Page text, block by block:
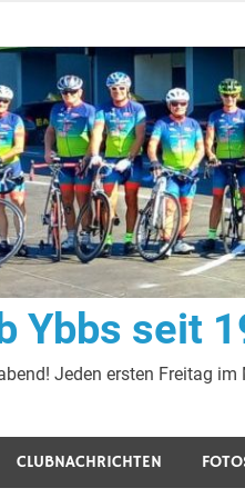
Ybbs seit
Jeden ersten Freitag
CLUBNACHRICHTEN